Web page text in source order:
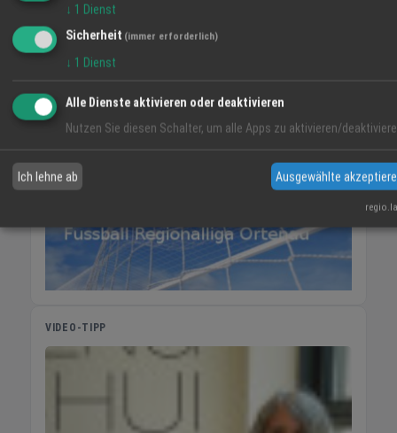
FR
31° / 19°
VIDEO-TIPP
↓ 1 Dienst
Sicherheit (immer erforderlich)
↓ 1 Dienst
Alle Dienste aktivieren oder deaktivieren
Nutzen Sie diesen Schalter, um alle Apps zu aktivieren/
Ich lehne ab Ausgewählte